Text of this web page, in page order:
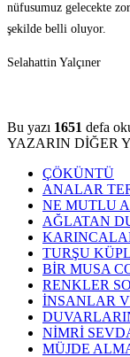
nüfusumuz gelecekte
şekilde belli oluyor.
Selahattin Yalçıner
Bu yazı 1651 defa
YAZARIN DİĞER
ÇÖKÜNTÜ
ANALAR
NE MUTLU
AĞLATAN
TURŞU
BİR MUSA
RENKLER
İNSANLAR
NİMRİ
MÜJDE